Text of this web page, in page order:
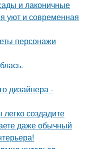
и лаконичные
уют и современная
персонажи
дизайнера -
создадите
даже обычный